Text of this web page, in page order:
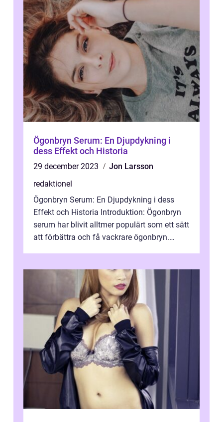
Ögonbryn Serum: En Djupdykning i
dess Effekt och Historia
29 december 2023
Jon Larsson
redaktionel
Ögonbryn Serum: En Djupdykning i dess
Effekt och Historia Introduktion: Ögonbryn
serum har blivit alltmer populärt som ett sätt
att förbättra och få vackrare ögonbryn.